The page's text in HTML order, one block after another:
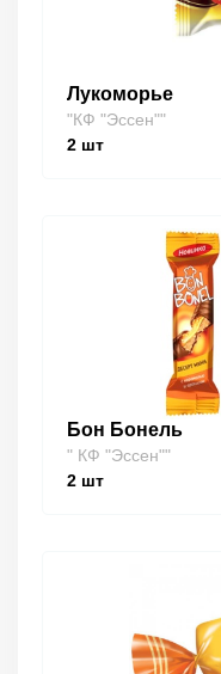
Лукоморье
"КФ "Эссен""
2 шт
Бон Бонель
" КФ "Эссен""
2 шт